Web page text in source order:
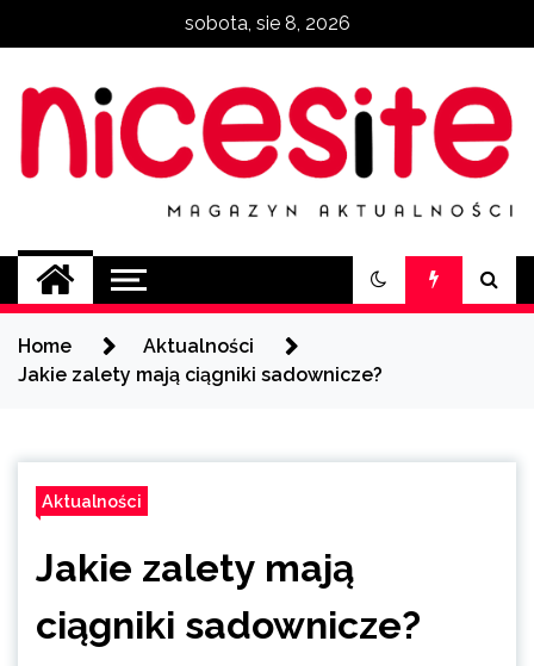
sobota, sie 8, 2026
NiceSite.com.pl
magazyn aktualności
Home
Aktualności
Jakie zalety mają ciągniki sadownicze?
Aktualności
Jakie zalety mają
ciągniki sadownicze?